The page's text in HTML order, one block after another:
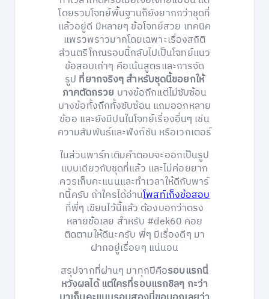
โดยรวมโจทย์พื้นฐานก็ยังยากกว่าชุดที่
แล้วอยู่ดี มีหลายๆ ข้อโจทย์สวย เทคนิค
แพรวพราวมากโดยเฉพาะเรื่องสถิติ
ส่วนตรีโกณรอบนี้กลับไปเป็นโจทย์แนว
ข้อสอบเก่าๆ คือเน้นสูตรและการจัด
รูป ที่ยากจริงๆ สำหรับชุดนี้ขอยกให้
ภาคตัดกรวย บางข้อถึกแต่ไม่ซับซ้อน
บางข้อทั้งถึกทั้งซับซ้อน แถมออกหลาย
ข้ออ และยังมีปนในโจทย์เรื่องอื่นๆ เช่น
ความสัมพันธ์และฟังก์ชัน หรือเวกเตอร์
ในส่วนพาร์ทเติมคำตอบจะออกเป็นรูป
แบบเดียวกับชุดที่แล้ว และไม่ค่อยยาก
ควรเก็บคะแนนและทำเวลาให้ดีกับพาร์
ทนี้ครับ ถ้าใครได้อ่านโพสท์เก็งข้อสอบ
ที่พี่ๆ เขียนไว้นี้แล้ว ต้องบอกว่าตรง
หลายข้อเลย สำหรับ #dek60 คอย
ติดตามให้ดีนะครับ พี่ๆ มีเรื่องดีๆ มา
ฝากอยู่เรื่อยๆ แน่นอน
สรุปจากที่ผ่านๆ มาทุกปีคือรอบแรกนี่
หวังผลได้ แต่ใครที่รอบแรกชิลๆ กะว่า